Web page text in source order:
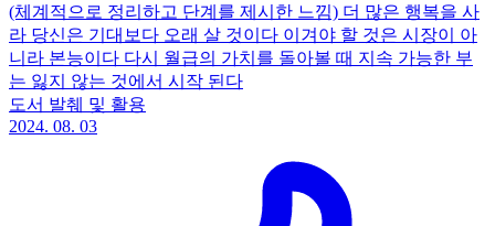
(체계적으로 정리하고 단계를 제시한 느낌) 더 많은 행복을 사
라 당신은 기대보다 오래 살 것이다 이겨야 할 것은 시장이 아
니라 본능이다 다시 월급의 가치를 돌아볼 때 지속 가능한 부
는 잃지 않는 것에서 시작 된다
도서 발췌 및 활용
2024. 08. 03